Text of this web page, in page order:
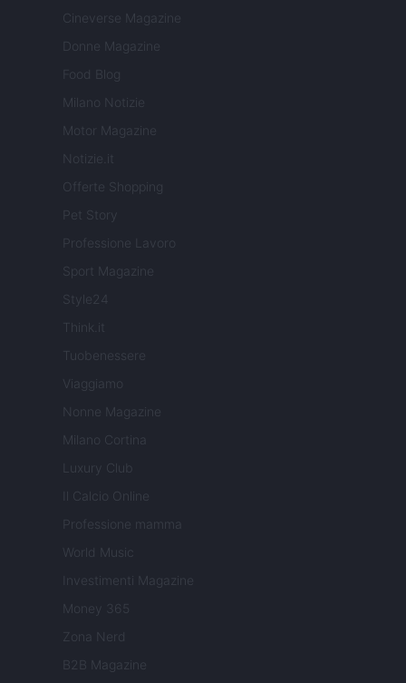
Cineverse Magazine
Donne Magazine
Food Blog
Milano Notizie
Motor Magazine
Notizie.it
Offerte Shopping
Pet Story
Professione Lavoro
Sport Magazine
Style24
Think.it
Tuobenessere
Viaggiamo
Nonne Magazine
Milano Cortina
Luxury Club
Il Calcio Online
Professione mamma
World Music
Investimenti Magazine
Money 365
Zona Nerd
B2B Magazine